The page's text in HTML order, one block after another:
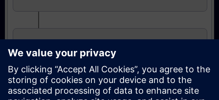
Abschließende Zertifizierung